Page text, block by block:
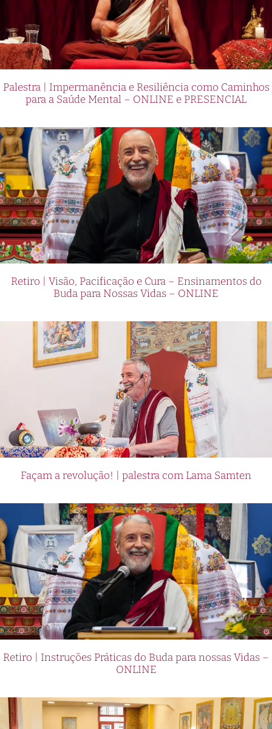
Palestra | Impermanência e Resiliência como Caminhos
para a Saúde Mental – ONLINE e PRESENCIAL
Retiro | Visão, Pacificação e Cura – Ensinamentos do
Buda para Nossas Vidas – ONLINE
Façam a revolução! | palestra com Lama Samten
Retiro | Instruções Práticas do Buda para nossas Vidas –
ONLINE